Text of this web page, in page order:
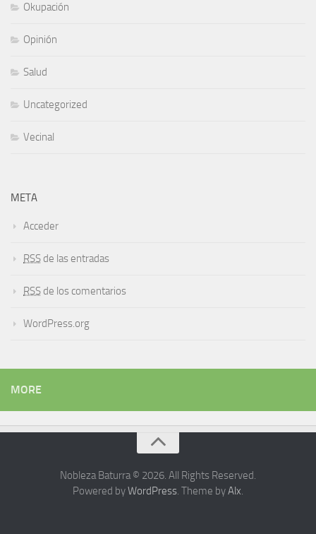
Okupación
Opinión
Salud
Uncategorized
Vecinal
META
Acceder
RSS de las entradas
RSS de los comentarios
WordPress.org
MORE
Nobleza Baturra © 2026. All Rights Reserved.
Powered byWordPress. Theme byAlx.